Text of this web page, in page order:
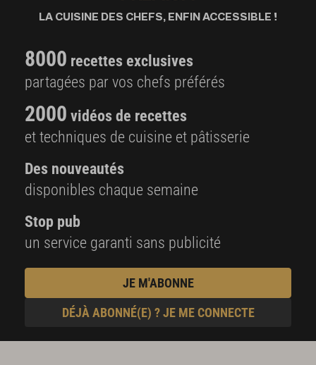
LA CUISINE DES CHEFS, ENFIN ACCESSIBLE !
8000 recettes exclusives
partagées par vos chefs préférés
2000 vidéos de recettes
et techniques de cuisine et pâtisserie
Des nouveautés
disponibles chaque semaine
Stop pub
un service garanti sans publicité
JE M'ABONNE
DÉJÀ ABONNÉ(E) ? JE ME CONNECTE